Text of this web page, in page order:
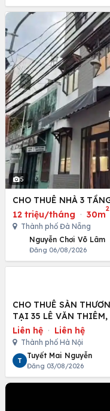
5
CHO THUÊ NHÀ 3
12 triệu/tháng · 30m
2
Thành phố Đà Nẵng
Nguyễn Chơi Võ Lâm
Đăng 06/08/2026
CHO THUÊ SÀN
TẠI 35 LÊ VĂN
Liên hệ · Liên hệ
Thành phố Hà Nội
T
Tuyết Mai Nguyễn
Đăng 03/08/2026